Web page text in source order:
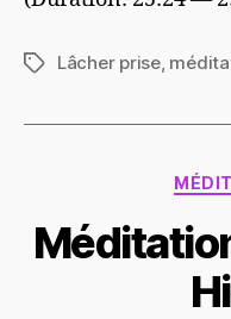
Étiquettes
Lâcher prise,